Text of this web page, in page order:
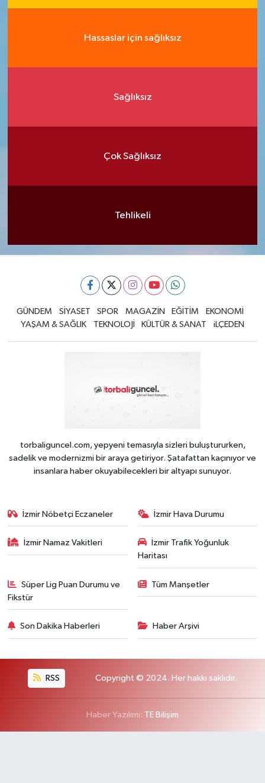
Hassaslar için sağlıksız
Sağlıksız
Çok Sağlıksız
Tehlikeli
GÜNDEM SİYASET SPOR MAGAZİN EĞİTİM
EKONOMİ
YAŞAM & SAĞLIK
TEKNOLOJİ KÜLTÜR & SANAT iLÇEDEN
torbaliguncel.com, yepyeni temasıyla sizleri buluştururken,
sadelik ve modernizmi bir araya getiriyor. Şatafattan kaçınıyor ve
insanlara haber okuyabilecekleri bir altyapı sunuyor.
İzmir Nöbetçi Eczaneler İzmir Hava Durumu
İzmir Namaz Vakitleri
İzmir Trafik Yoğunluk
Haritası
Süper Lig Puan Durumu ve
Fikstür
Tüm Manşetler
Son Dakika Haberleri Haber Arşivi
RSS Copyright © 2024. Her hakkı saklıdır.
Haber Yazılımı: TE Bilişim